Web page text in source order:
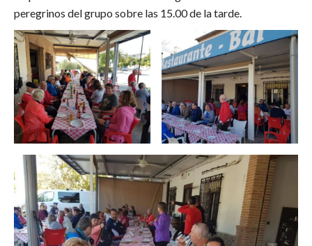
peregrinos del grupo sobre las 15.00 de la tarde.